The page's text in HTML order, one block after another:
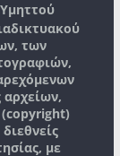
των
αρχείων,
(copyright)
με